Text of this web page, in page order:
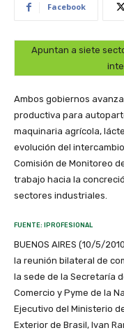
Facebook
Apuntan a siete
Ambos gobiernos
productiva para
maquinaria agrícola,
evolución del
Comisión de Monitoreo
trabajo hacia la
sectores industriales.
FUENTE: IPROFESIONAL
BUENOS AIRES (10/5/
la reunión bilateral de
la sede de la Secretaría
Comercio y Pyme de la
Ejecutivo del Ministerio
Exterior de Brasil, Ivan